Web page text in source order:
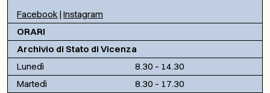
Facebook | Instagram
ORARI
Archivio di Stato di Vicenza
Lunedì
8.30 – 14.30
Martedì
8.30 – 17.30